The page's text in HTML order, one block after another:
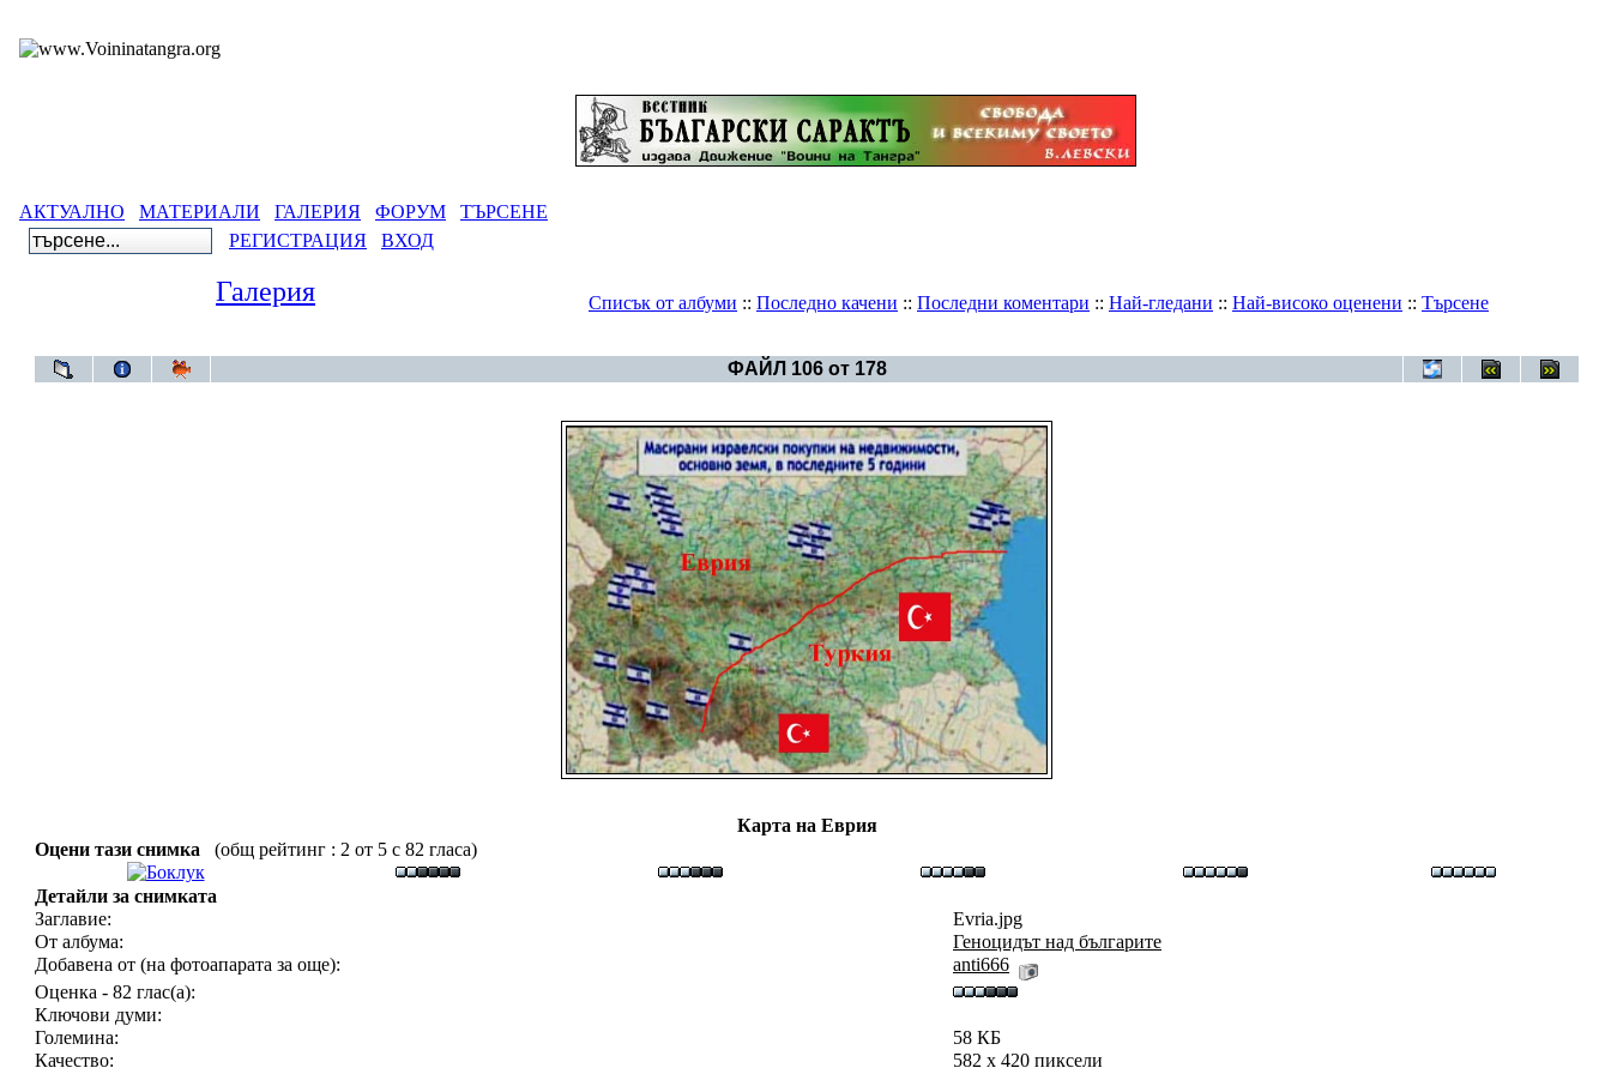
АКТУАЛНО МАТЕРИАЛИ ГАЛЕРИЯ ФОРУМ
ТЪРСЕНЕ
РЕГИСТРАЦИЯ
ВХОД
Галерия Списък от албуми :: Последно качени :: Последни коментари :: Най-гледани :: Най-високо оценени :: Търсене
ФАЙЛ 106 от 178
Карта на Еврия
Оцени тази снимка
(общ рейтинг : 2 от 5 с 82 гласа)
Детайли за снимката
Заглавие:
Evria.jpg
От албума:
Геноцидът над българите
Добавена от (на фотоапарата за още):
anti666
Оценка - 82 глас(а):
Ключови думи:
Големина:
58 КБ
Качество:
582 x 420 пиксели